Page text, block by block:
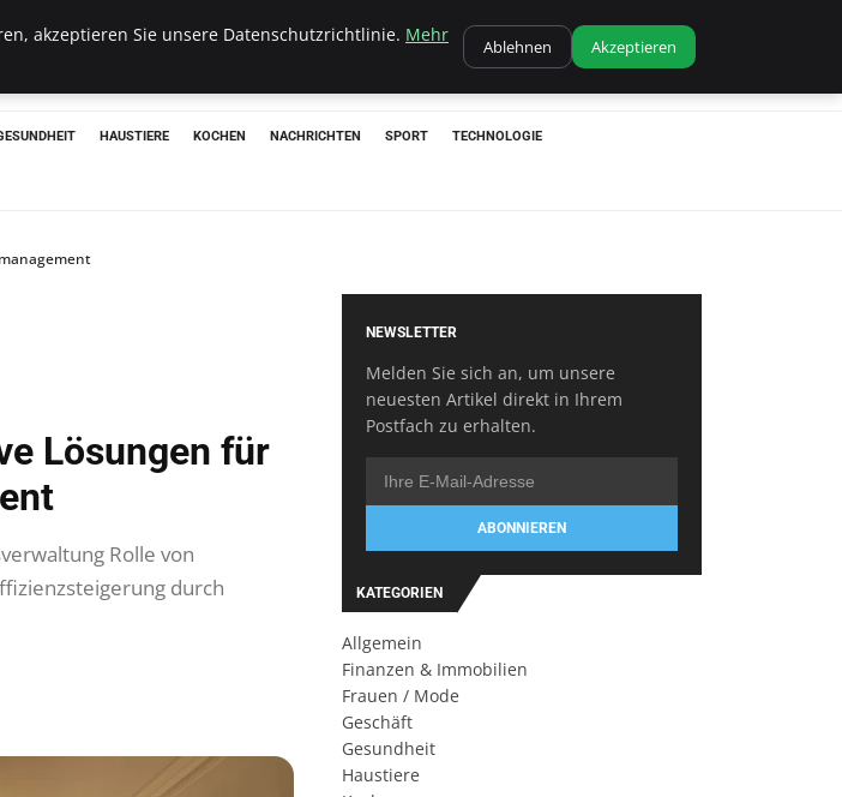
HAUSTIERE KOCHEN NACHRICHTEN SPORT TECHNOLOGIE
Lösungen für
Rolle von
durch
NEWSLETTER
Melden Sie sich an, um unsere
neuesten Artikel direkt in Ihrem
Postfach zu erhalten.
ABONNIEREN
KATEGORIEN
Allgemein
Finanzen & Immobilien
Frauen / Mode
Geschäft
Gesundheit
Haustiere
akzeptieren Sie unsere Datenschutzrichtlinie. Mehr
Ablehnen Akzeptieren